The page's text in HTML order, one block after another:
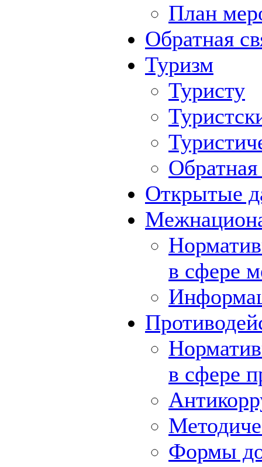
План
Обратная
Туризм
Туристу
Обратная
Открытые
в сфере
в сфере
Формы